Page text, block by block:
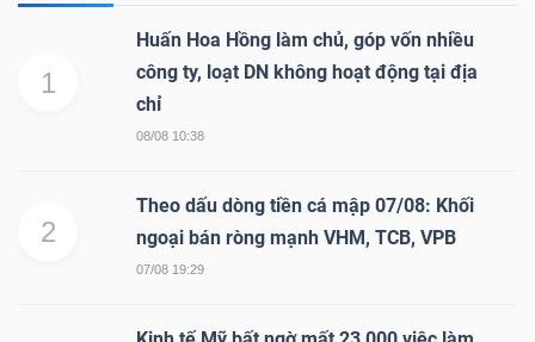
1
Huấn Hoa Hồng làm chủ, góp vốn nhiều
công ty, loạt DN không hoạt động tại địa
chỉ
08/08 10:38
2
Theo dấu dòng tiền cá mập 07/08: Khối
ngoại bán ròng mạnh VHM, TCB, VPB
07/08 19:29